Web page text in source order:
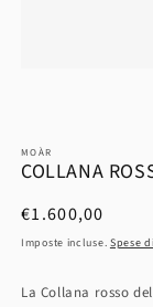
MOÀR
COLLANA
Prezzo
di
€1.600,00
Imposte incluse. Spese
La Collana rosso